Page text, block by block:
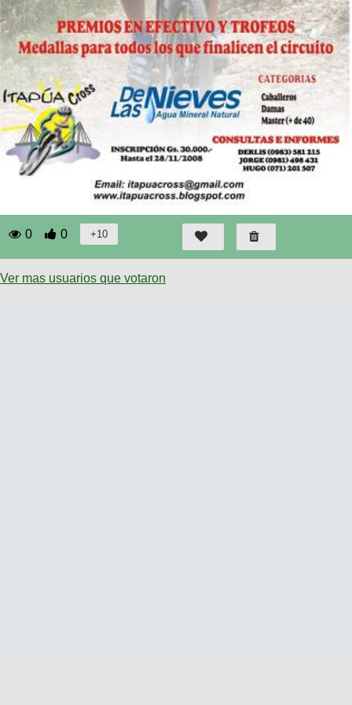
0 0
Ver mas usuarios que votaron